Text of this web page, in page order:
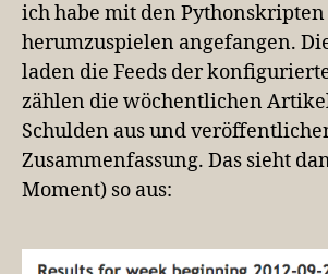
ich habe mit den Pythonskripten
herumzuspielen angefangen.
laden die Feeds der
zählen die wöchentlichen
Schulden aus und
Zusammenfassung. Das sieht
Moment) so aus: